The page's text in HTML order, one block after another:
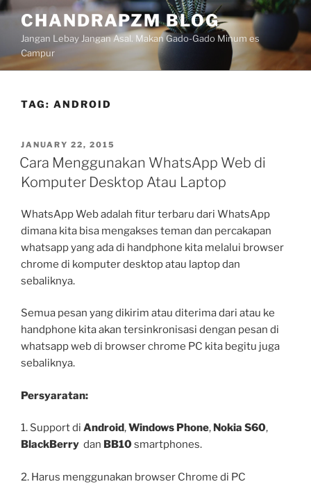
Skip
content
CHANDRAPZM BLOG
Jangan Lebay Jangan Asal. Makan Gado-Gado Minum es
Campur
TAG: ANDROID
POSTED
ON
JANUARY 22, 2015
Cara Menggunakan WhatsApp Web di
Komputer Desktop Atau Laptop
WhatsApp Web adalah fitur terbaru dari WhatsApp
dimana kita bisa mengakses teman dan percakapan
whatsapp yang ada di handphone kita melalui browser
chrome di komputer desktop atau laptop dan
sebaliknya.
Semua pesan yang dikirim atau diterima dari atau ke
handphone kita akan tersinkronisasi dengan pesan di
whatsapp web di browser chrome PC kita begitu juga
sebaliknya.
Persyaratan:
1. Support di Android,Windows Phone, Nokia S60,
BlackBerry dan BB10smartphones.
2. Harus menggunakan browser Chrome di PC